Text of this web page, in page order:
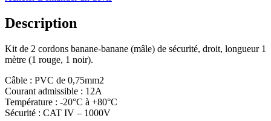
Description
Kit de 2 cordons banane-banane (mâle) de sécurité, droit, longueur 1
mètre (1 rouge, 1 noir).
Câble : PVC de 0,75mm2
Courant admissible : 12A
Température : -20°C à +80°C
Sécurité : CAT IV – 1000V